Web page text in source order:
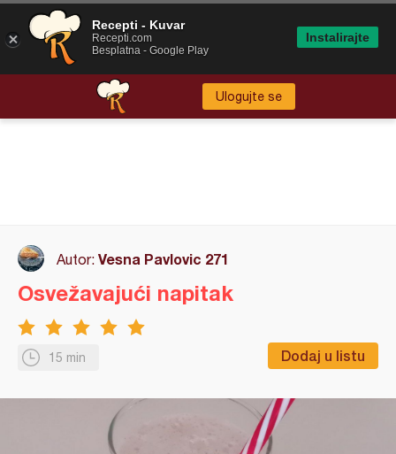
Ulogujte se
Autor: Vesna Pavlovic 271
15 min Dodaj u listu
Osvežavajući napitak
Recepti - Kuvar
Recepti.com
Besplatna - Google Play
Instalirajte